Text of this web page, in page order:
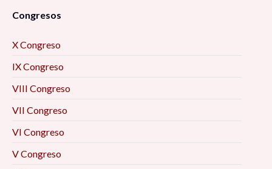
Congresos
X Congreso
IX Congreso
VIII Congreso
VII Congreso
VI Congreso
V Congreso